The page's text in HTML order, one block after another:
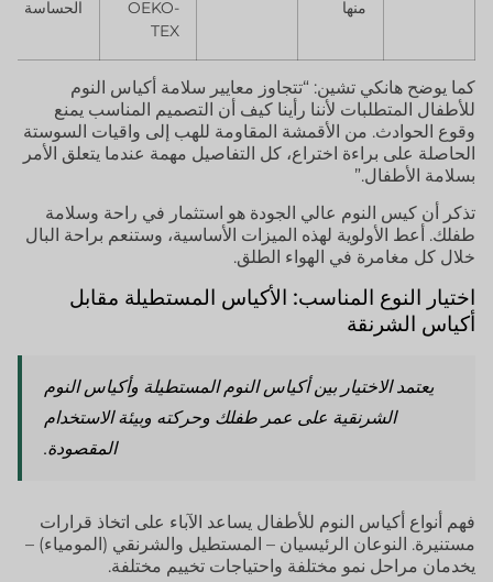
منها
OEKO-
TEX
الحساسة
كما يوضح هانكي تشين: “تتجاوز معايير سلامة أكياس النوم
للأطفال المتطلبات لأننا رأينا كيف أن التصميم المناسب يمنع
وقوع الحوادث. من الأقمشة المقاومة للهب إلى واقيات السوستة
الحاصلة على براءة اختراع، كل التفاصيل مهمة عندما يتعلق الأمر
بسلامة الأطفال.”
تذكر أن كيس النوم عالي الجودة هو استثمار في راحة وسلامة
طفلك. أعط الأولوية لهذه الميزات الأساسية، وستنعم براحة البال
خلال كل مغامرة في الهواء الطلق.
اختيار النوع المناسب: الأكياس المستطيلة مقابل
أكياس الشرنقة
يعتمد الاختيار بين أكياس النوم المستطيلة وأكياس النوم
الشرنقية على عمر طفلك وحركته وبيئة الاستخدام
المقصودة.
فهم أنواع أكياس النوم للأطفال يساعد الآباء على اتخاذ قرارات
مستنيرة. النوعان الرئيسيان – المستطيل والشرنقي (المومياء) –
يخدمان مراحل نمو مختلفة واحتياجات تخييم مختلفة.